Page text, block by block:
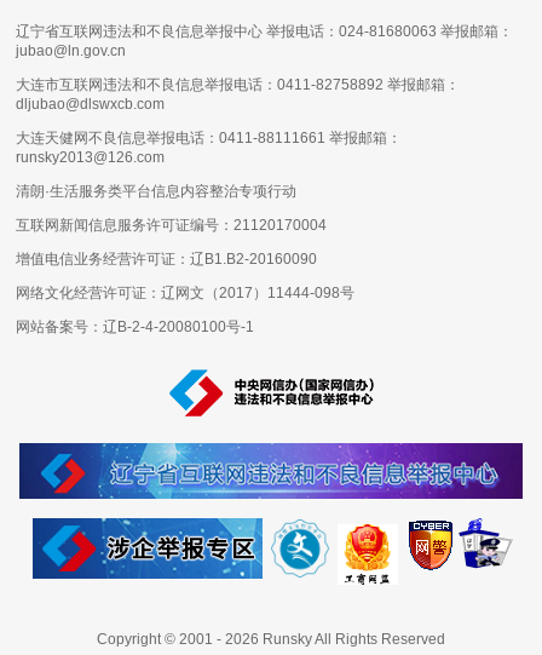
辽宁省互联网违法和不良信息举报中心 举报电话：024-81680063 举报邮箱：
jubao@ln.gov.cn
大连市互联网违法和不良信息举报电话：0411-82758892 举报邮箱：
dljubao@dlswxcb.com
大连天健网不良信息举报电话：0411-88111661 举报邮箱：
runsky2013@126.com
清朗·生活服务类平台信息内容整治专项行动
互联网新闻信息服务许可证编号：21120170004
增值电信业务经营许可证：辽B1.B2-20160090
网络文化经营许可证：辽网文（2017）11444-098号
网站备案号：辽B-2-4-20080100号-1
Copyright © 2001 - 2026 Runsky All Rights Reserved